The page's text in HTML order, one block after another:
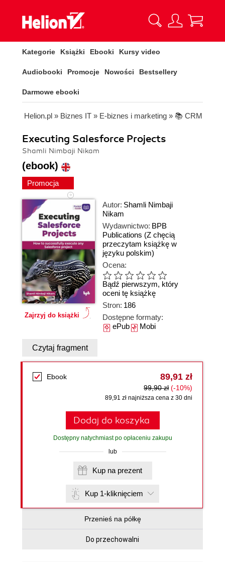
Kategorie Książki Ebooki Kursy video
Audiobooki Promocje Nowości Bestsellery
Darmowe ebooki
Helion.pl » Biznes IT » E-biznes i marketing » 📚 CRM
Executing Salesforce Projects
Shamli Nimbaji Nikam
(ebook)
Promocja
Zajrzyj do książki
Autor: Shamli Nimbaji
Nikam
Wydawnictwo: BPB
Publications (Z chęcią
przeczytam książkę w
języku polskim)
Ocena:
Bądź pierwszym, który
oceni tę książkę
Stron: 186
Dostępne formaty:
ePubMobi
Czytaj fragment
Ebook 89,91 zł
99,90 zł (-10%)
89,91 zł najniższa cena z 30 dni
Dodaj do koszyka
Dostępny natychmiast po opłaceniu zakupu
lub
Kup na prezent
Kup 1-kliknięciem
Przenieś na półkę
Do przechowalni